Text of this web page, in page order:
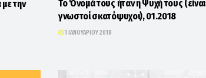
την
Το Όνομά τους ήταν η Ψυχή τους (είναι
γνωστοί σκατόψυχοι), 01.2018
1 ΙΑΝΟΥΑΡΊΟΥ 2018